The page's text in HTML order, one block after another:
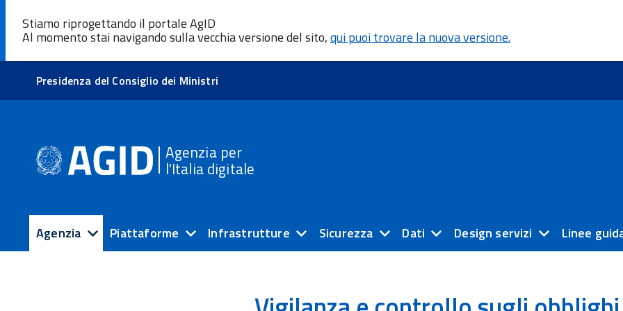
Stiamo riprogettando il portale AgID
Al momento stai navigando sulla vecchia versione del sito,qui puoi trovare la nuova versione.
Presidenza del Consiglio dei Ministri
Agenzia per
l'Italia digitale
Agenzia Piattaforme Infrastrutture Sicurezza Dati Design servizi Linee